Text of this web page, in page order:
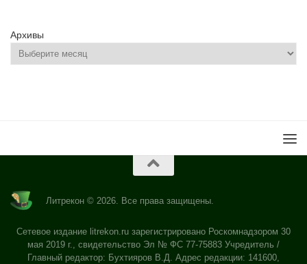
Архивы
Литрекон © 2026. Все права защищены.
Сетевое издание litrekon.ru зарегистрировано Роскомнадзором 30
мая 2019 г., свидетельство Эл № ФС 77-75883 Учредитель /
Главный редактор: Бухтияров В.Д. Адрес редакции: 141600,